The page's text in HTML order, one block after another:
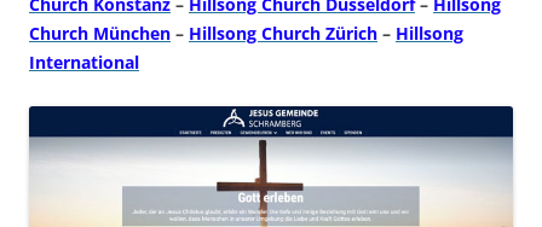
Church München – Hillsong Church Zürich – Hillsong
International